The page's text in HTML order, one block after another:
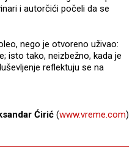
i autorčići počeli da se
nego je otvoreno uživao:
isto tako, neizbežno, kada je
reflektuju se na
Ćirić (www.vreme.com)